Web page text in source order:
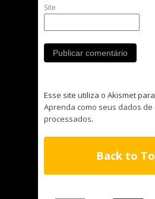
Site
Esse site utiliza o Akismet
Aprenda como seus dados
processados.
Back to